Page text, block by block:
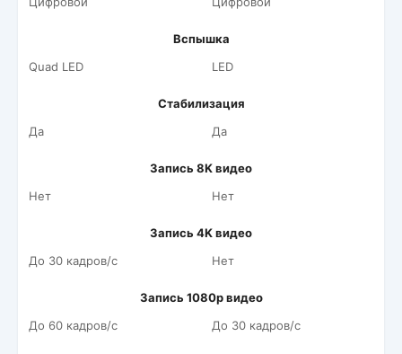
Вспышка
Quad LED
LED
Стабилизация
Да
Да
Запись 8K видео
Нет
Нет
Запись 4K видео
До 30 кадров/c
Нет
Запись 1080p видео
До 60 кадров/c
До 30 кадров/c